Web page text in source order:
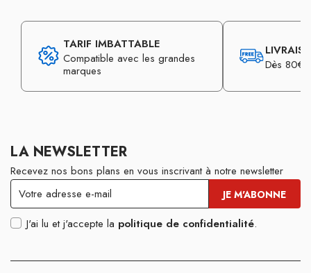
TARIF IMBATTABLE
Compatible avec les grandes
marques
Dès 80€
LA NEWSLETTER
Recevez nos bons plans en vous inscrivant à notre newsletter
J'ai lu et j'accepte la politique de confidentialité.